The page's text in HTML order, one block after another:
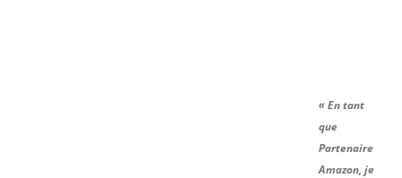
« En tant
que
Partenaire
Amazon, je